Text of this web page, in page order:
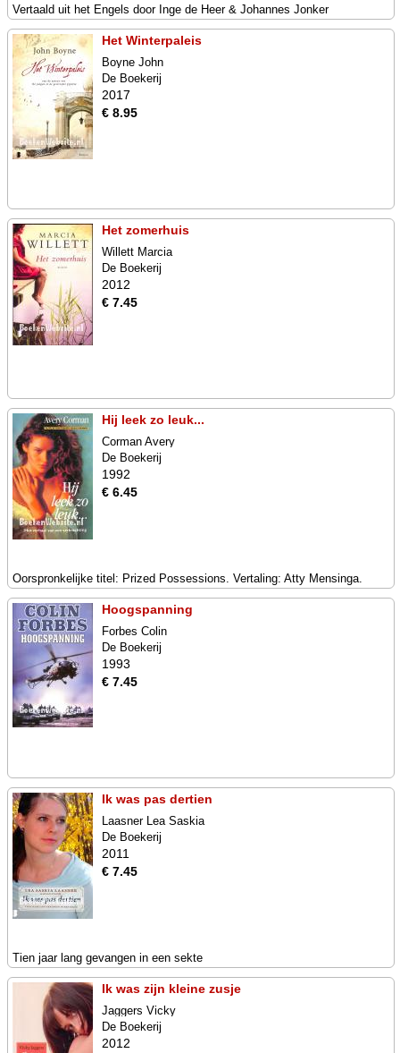
Vertaald uit het Engels door Inge de Heer & Johannes Jonker
Het Winterpaleis
Boyne John
De Boekerij
2017
€ 8.95
Het zomerhuis
Willett Marcia
De Boekerij
2012
€ 7.45
Hij leek zo leuk...
Corman Avery
De Boekerij
1992
€ 6.45
Oorspronkelijke titel: Prized Possessions. Vertaling: Atty Mensinga.
Hoogspanning
Forbes Colin
De Boekerij
1993
€ 7.45
Ik was pas dertien
Laasner Lea Saskia
De Boekerij
2011
€ 7.45
Tien jaar lang gevangen in een sekte
Ik was zijn kleine zusje
Jaggers Vicky
De Boekerij
2012